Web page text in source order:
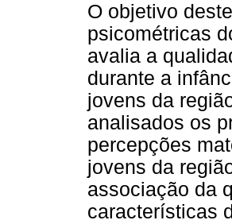
O objetivo
psicométricas
avalia a
durante a
jovens da
analisados os
percepções
jovens da
associação da
características